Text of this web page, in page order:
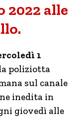
2022 alle
1
poliziotta
sul canale
inedita in
giovedì alle